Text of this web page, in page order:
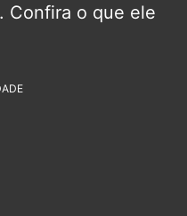
Confira o que ele